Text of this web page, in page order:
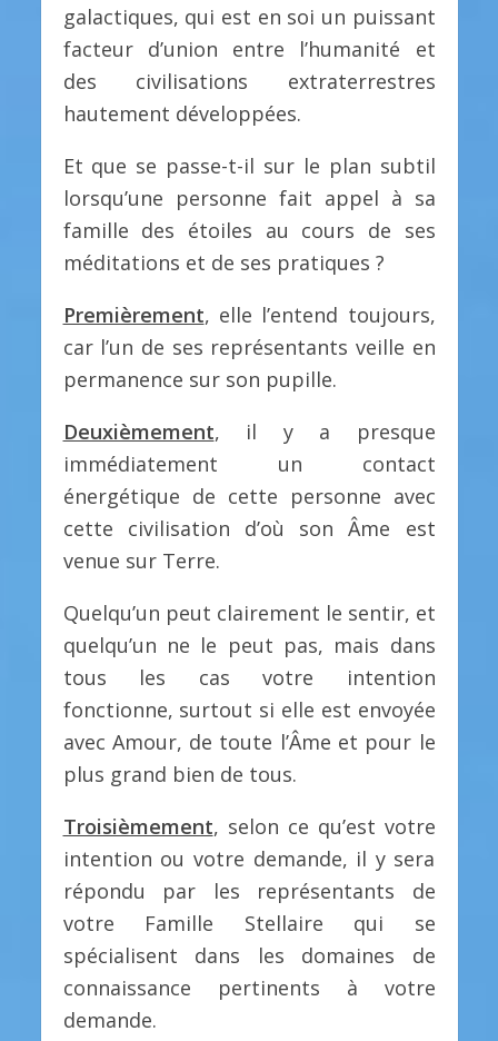
galactiques, qui est en soi un puissant
facteur d’union entre l’humanité et
des civilisations extraterrestres
hautement développées.
Et que se passe-t-il sur le plan subtil
lorsqu’une personne fait appel à sa
famille des étoiles au cours de ses
méditations et de ses pratiques ?
Premièrement, elle l’entend toujours,
car l’un de ses représentants veille en
permanence sur son pupille.
Deuxièmement, il y a presque
immédiatement un contact
énergétique de cette personne avec
cette civilisation d’où son Âme est
venue sur Terre.
Quelqu’un peut clairement le sentir, et
quelqu’un ne le peut pas, mais dans
tous les cas votre intention
fonctionne, surtout si elle est envoyée
avec Amour, de toute l’Âme et pour le
plus grand bien de tous.
Troisièmement, selon ce qu’est votre
intention ou votre demande, il y sera
répondu par les représentants de
votre Famille Stellaire qui se
spécialisent dans les domaines de
connaissance pertinents à votre
demande.